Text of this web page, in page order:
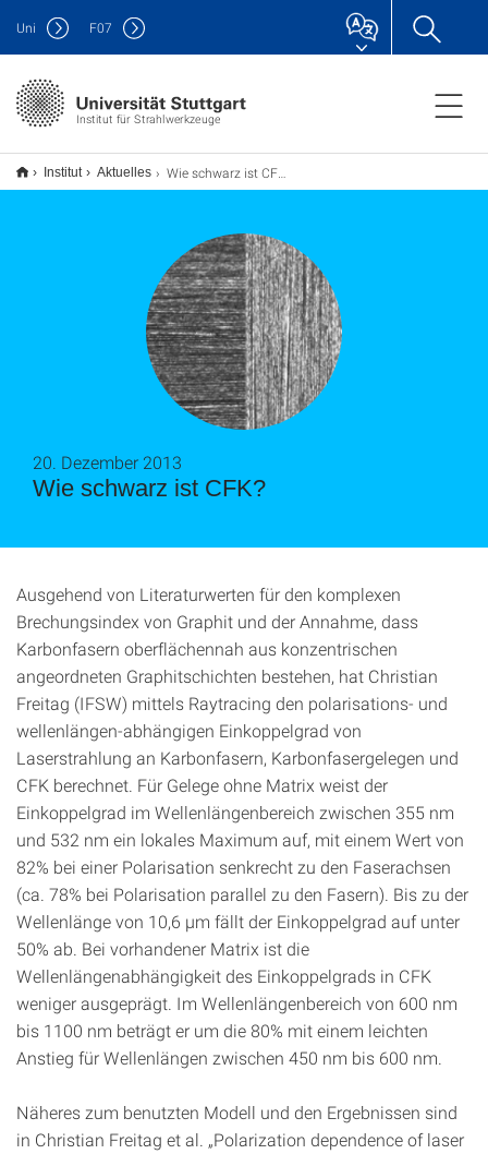
Institut für Strahlwerkzeuge
Uni F07
Institut Aktuelles Wie schwarz ist CFK?
Wie schwarz ist CFK?
20. Dezember 2013
Ausgehend von Literaturwerten für den komplexen
Brechungsindex von Graphit und der Annahme, dass
Karbonfasern oberflächennah aus konzentrischen
angeordneten Graphitschichten bestehen, hat Christian
Freitag (IFSW) mittels Raytracing den polarisations- und
wellenlängen-abhängigen Einkoppelgrad von
Laserstrahlung an Karbonfasern, Karbonfasergelegen und
CFK berechnet. Für Gelege ohne Matrix weist der
Einkoppelgrad im Wellenlängenbereich zwischen 355 nm
und 532 nm ein lokales Maximum auf, mit einem Wert von
82% bei einer Polarisation senkrecht zu den Faserachsen
(ca. 78% bei Polarisation parallel zu den Fasern). Bis zu der
Wellenlänge von 10,6 µm fällt der Einkoppelgrad auf unter
50% ab. Bei vorhandener Matrix ist die
Wellenlängenabhängigkeit des Einkoppelgrads in CFK
weniger ausgeprägt. Im Wellenlängenbereich von 600 nm
bis 1100 nm beträgt er um die 80% mit einem leichten
Anstieg für Wellenlängen zwischen 450 nm bis 600 nm.
Näheres zum benutzten Modell und den Ergebnissen sind
in Christian Freitag et al. „Polarization dependence of laser